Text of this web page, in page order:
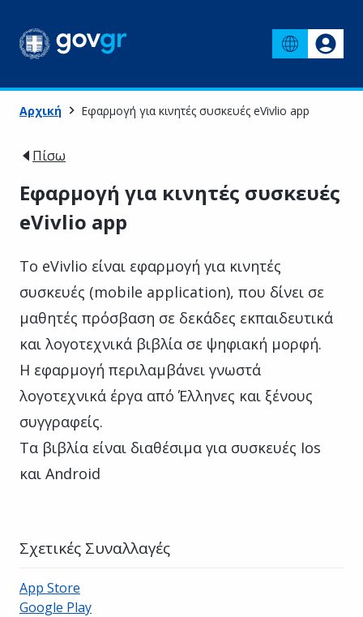
Αρχική Εφαρμογή για κινητές συσκευές eVivlio app
Πίσω
Εφαρμογή για κινητές συσκευές
eVivlio app
Το eVivlio είναι εφαρμογή για κινητές
συσκευές (mobile application), που δίνει σε
μαθητές πρόσβαση σε δεκάδες εκπαιδευτικά
και λογοτεχνικά βιβλία σε ψηφιακή μορφή.
Η εφαρμογή περιλαμβάνει γνωστά
λογοτεχνικά έργα από Έλληνες και ξένους
συγγραφείς.
Τα βιβλία είναι διαθέσιμα για συσκευές Ios
και Android
Σχετικές Συναλλαγές
App Store
Google Play